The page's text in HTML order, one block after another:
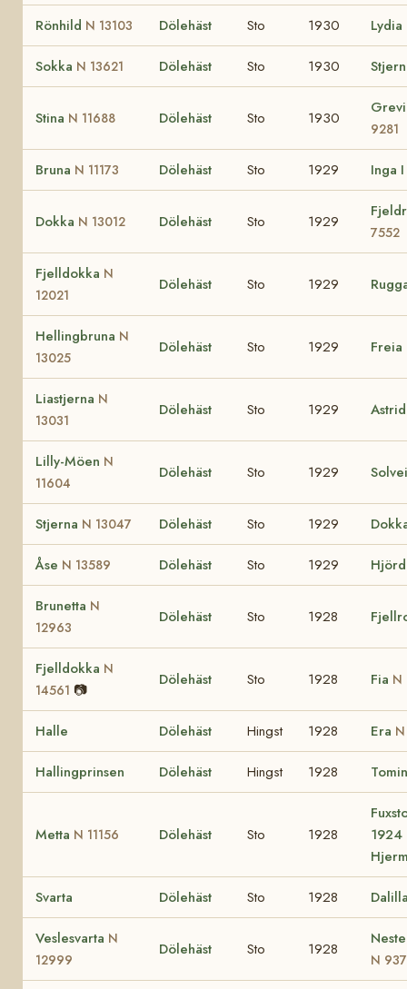
Rönhild N 13103 Dölehäst Sto 1930 Lydia
Sokka N 13621 Dölehäst Sto 1930
Stina N 11688 Dölehäst Sto 1930
9281
Bruna N 11173 Dölehäst Sto 1929 Inga I
Dokka N 13012 Dölehäst Sto 1929
7552
Fjelldokka N
12021
Dölehäst Sto 1929
Hellingbruna N
13025
Dölehäst Sto 1929 Freia
Liastjerna N
13031
Dölehäst Sto 1929
Lilly-Möen N
11604
Dölehäst Sto 1929
Stjerna N 13047 Dölehäst Sto 1929
Åse N 13589 Dölehäst Sto 1929
Brunetta N
12963
Dölehäst Sto 1928
Fjelldokka N
14561 📷
Dölehäst Sto 1928 Fia N
Halle Dölehäst Hingst 1928 Era
Hallingprinsen Dölehäst Hingst 1928
Metta N 11156 Dölehäst Sto 1928
1924
Svarta Dölehäst Sto 1928
Veslesvarta N
12999
Dölehäst Sto 1928
N